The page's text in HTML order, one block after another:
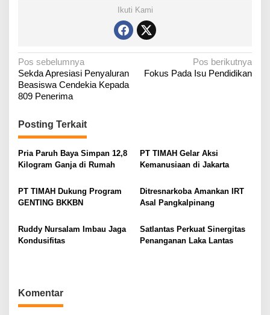
Ikuti Kami
N
a
v
g
a
s
p
o
Pos sebelumnya
Sekda Apresiasi Penyaluran
Beasiswa Cendekia Kepada
809 Penerima
Pos berikutnya
Fokus Pada Isu Pendidikan
Posting Terkait
Pria Paruh Baya Simpan 12,8
Kilogram Ganja di Rumah
PT TIMAH Gelar Aksi
Kemanusiaan di Jakarta
PT TIMAH Dukung Program
GENTING BKKBN
Ditresnarkoba Amankan IRT
Asal Pangkalpinang
Ruddy Nursalam Imbau Jaga
Kondusifitas
Satlantas Perkuat Sinergitas
Penanganan Laka Lantas
Komentar